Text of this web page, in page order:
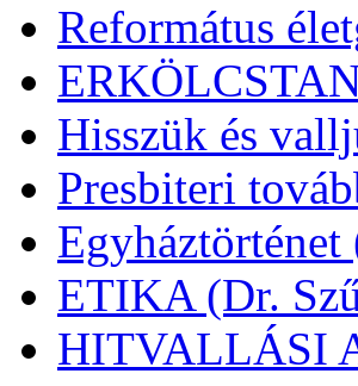
Református
Hisszük és
Presbiteri
Egyháztörténet
ETIKA (Dr.
HITVALLÁSI